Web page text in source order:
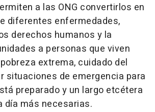
a las ONG convertirlos en
diferentes enfermedades,
derechos humanos y la
a personas que viven
extrema, cuidado del
situaciones de emergencia para
preparado y un largo etcétera
día más necesarias.